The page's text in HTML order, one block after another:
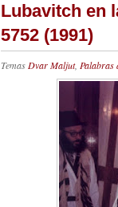
Lubavitch en
5752 (1991)
Temas Dvar Maljut, Palabras